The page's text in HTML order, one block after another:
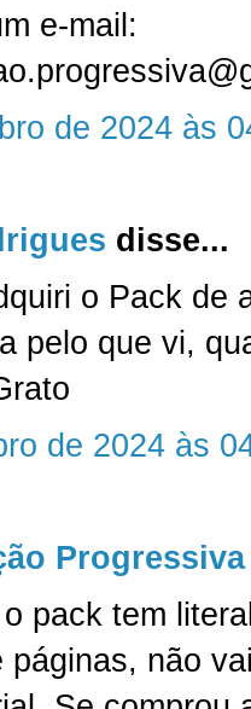
e-mail:
de 2024 às
disse...
o Pack de
pelo que vi,
de 2024 às
Progressiva
pack tem
páginas, não